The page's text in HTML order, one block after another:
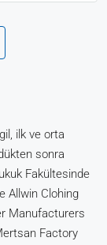
ilk ve orta
sonra
Fakültesinde
Allwin Clohing
Manufacturers
Factory